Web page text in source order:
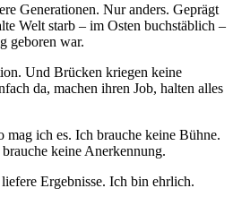
Generationen. Nur anders. Geprägt
Welt starb – im Osten buchstäblich –
geboren war.
Und Brücken kriegen keine
da, machen ihren Job, halten alles
mag ich es. Ich brauche keine Bühne.
keine Anerkennung.
Ergebnisse. Ich bin ehrlich.